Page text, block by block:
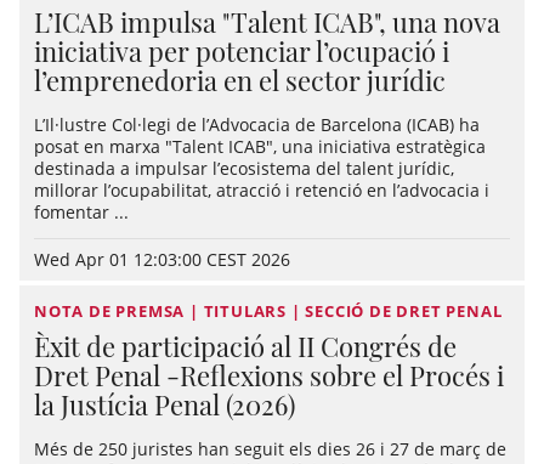
L’ICAB impulsa "Talent ICAB", una nova
iniciativa per potenciar l’ocupació i
l’emprenedoria en el sector jurídic
L’Il·lustre Col·legi de l’Advocacia de Barcelona (ICAB) ha
posat en marxa "Talent ICAB", una iniciativa estratègica
destinada a impulsar l’ecosistema del talent jurídic,
millorar l’ocupabilitat, atracció i retenció en l’advocacia i
fomentar ...
Wed Apr 01 12:03:00 CEST 2026
NOTA DE PREMSA | TITULARS | SECCIÓ DE DRET PENAL
Èxit de participació al II Congrés de
Dret Penal -Reflexions sobre el Procés i
la Justícia Penal (2026)
Més de 250 juristes han seguit els dies 26 i 27 de març de